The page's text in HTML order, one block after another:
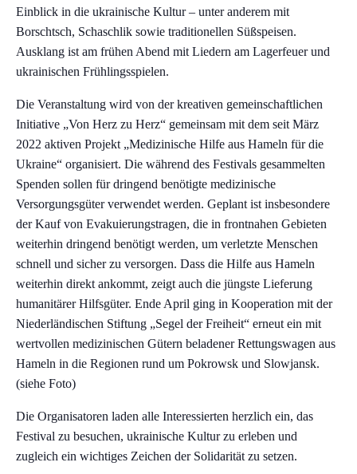
Einblick in die ukrainische Kultur – unter anderem mit
Borschtsch, Schaschlik sowie traditionellen Süßspeisen.
Ausklang ist am frühen Abend mit Liedern am Lagerfeuer und
ukrainischen Frühlingsspielen.
Die Veranstaltung wird von der kreativen gemeinschaftlichen
Initiative „Von Herz zu Herz“ gemeinsam mit dem seit März
2022 aktiven Projekt „Medizinische Hilfe aus Hameln für die
Ukraine“ organisiert. Die während des Festivals gesammelten
Spenden sollen für dringend benötigte medizinische
Versorgungsgüter verwendet werden. Geplant ist insbesondere
der Kauf von Evakuierungstragen, die in frontnahen Gebieten
weiterhin dringend benötigt werden, um verletzte Menschen
schnell und sicher zu versorgen. Dass die Hilfe aus Hameln
weiterhin direkt ankommt, zeigt auch die jüngste Lieferung
humanitärer Hilfsgüter. Ende April ging in Kooperation mit der
Niederländischen Stiftung „Segel der Freiheit“ erneut ein mit
wertvollen medizinischen Gütern beladener Rettungswagen aus
Hameln in die Regionen rund um Pokrowsk und Slowjansk.
(siehe Foto)
Die Organisatoren laden alle Interessierten herzlich ein, das
Festival zu besuchen, ukrainische Kultur zu erleben und
zugleich ein wichtiges Zeichen der Solidarität zu setzen.